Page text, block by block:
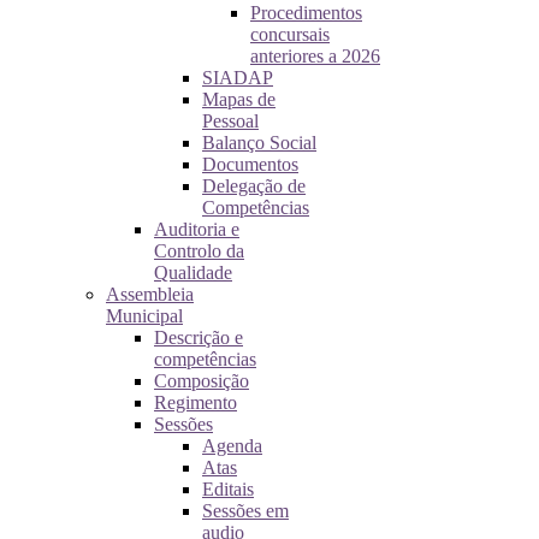
Procedimentos
concursais
anteriores a 2026
SIADAP
Mapas de
Pessoal
Balanço Social
Documentos
Delegação de
Competências
Auditoria e
Controlo da
Qualidade
Assembleia
Municipal
Descrição e
competências
Composição
Regimento
Sessões
Agenda
Atas
Editais
Sessões em
audio